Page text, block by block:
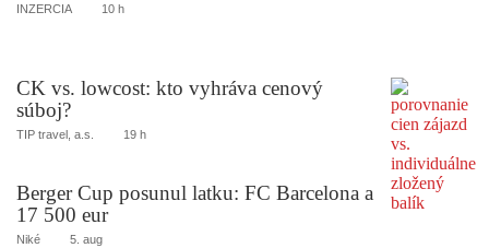
INZERCIA 10 h
CK vs. lowcost: kto vyhráva cenový
súboj?
TIP travel, a.s. 19 h
Berger Cup posunul latku: FC Barcelona a
17 500 eur
Niké 5. aug